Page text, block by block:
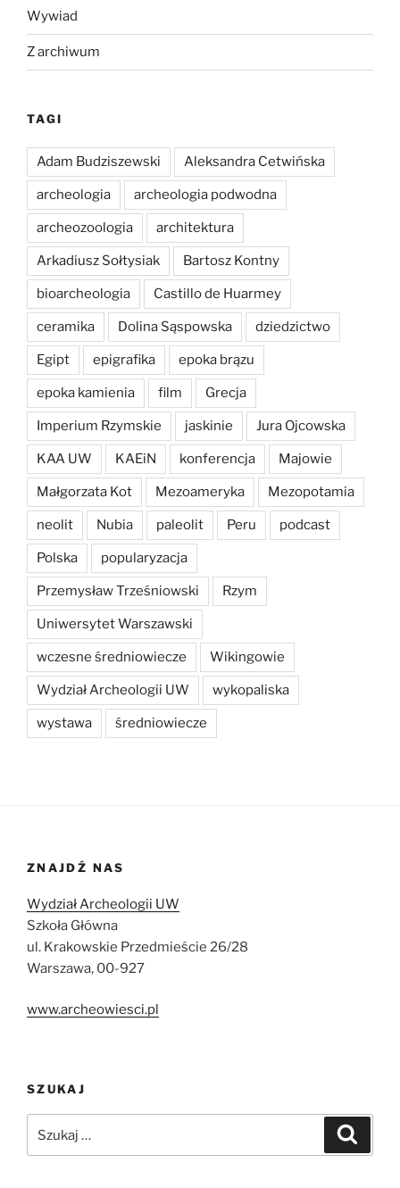
Wywiad
Z archiwum
TAGI
Adam Budziszewski Aleksandra Cetwińska
archeologia archeologia podwodna
archeozoologia architektura
Arkadiusz Sołtysiak Bartosz Kontny
bioarcheologia Castillo de Huarmey
ceramika Dolina Sąspowska dziedzictwo
Egipt epigrafika epoka brązu
epoka kamienia film Grecja
Imperium Rzymskie jaskinie Jura Ojcowska
KAA UW KAEiN konferencja Majowie
Małgorzata Kot Mezoameryka Mezopotamia
neolit Nubia paleolit Peru podcast
Polska popularyzacja
Przemysław Trześniowski Rzym
Uniwersytet Warszawski
wczesne średniowiecze Wikingowie
Wydział Archeologii UW wykopaliska
wystawa średniowiecze
ZNAJDŹ NAS
Wydział Archeologii UW
Szkoła Główna
ul. Krakowskie Przedmieście 26/28
Warszawa, 00-927
www.archeowiesci.pl
SZUKAJ